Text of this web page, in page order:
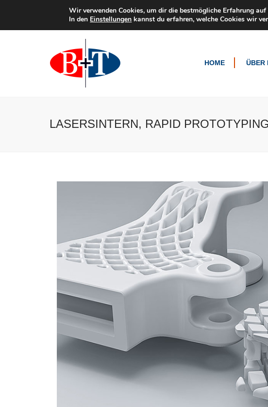
HOME ÜBER
LASERSINTERN, RAPID PROTOTYPING
Wir verwenden Cookies, um dir die bestmögliche Erfahrung
In den Einstellungen kannst du erfahren, welche Cookies wir